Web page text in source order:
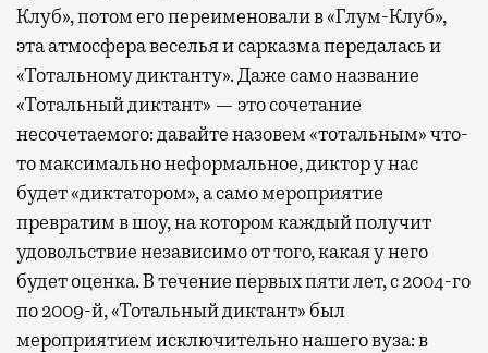
Клуб», потом его переименовали в «Глум-Клуб»,
эта атмосфера веселья и сарказма передалась и
«Тотальному диктанту». Даже само название
«Тотальный диктант» — это сочетание
несочетаемого: давайте назовем «тотальным» что-
то максимально неформальное, диктор у нас
будет «диктатором», а само мероприятие
превратим в шоу, на котором каждый получит
удовольствие независимо от того, какая у него
будет оценка. В течение первых пяти лет, с 2004-го
по 2009-й, «Тотальный диктант» был
мероприятием исключительно нашего вуза: в